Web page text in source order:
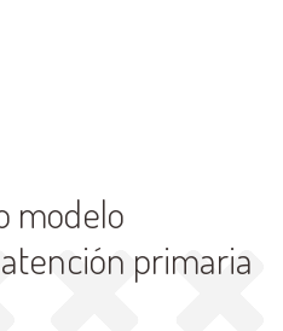
modelo
primaria